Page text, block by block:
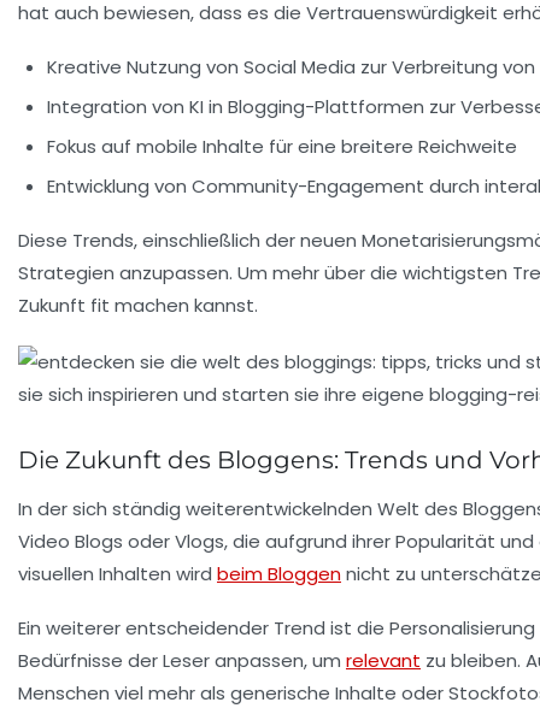
hat auch bewiesen, dass es die Vertrauenswürdigkeit
Kreative Nutzung von Social Media zur Verbreitung
Integration von KI in Blogging-Plattformen zur
Fokus auf mobile Inhalte für eine breitere Reichweite
Entwicklung von Community-Engagement durch
Diese Trends, einschließlich der neuen
Strategien anzupassen. Um mehr über die wichtigsten
Zukunft fit machen kannst.
Die Zukunft des Bloggens: Trends und
In der sich ständig weiterentwickelnden Welt des
Video Blogs oderVlogs, die aufgrund ihrer Popularität
visuellen Inhalten wird beim Bloggennicht zu
Ein weiterer entscheidender Trend ist die
Bedürfnisse der Leser anpassen, um relevant zu bleiben.
Menschen viel mehr als generische Inhalte oder